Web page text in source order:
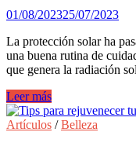
Society”.
01/08/202325/07/2023
La protección solar ha
una buena rutina de
que genera la radiación
Nueva
generación
de
Leer más
Artículos /Belleza